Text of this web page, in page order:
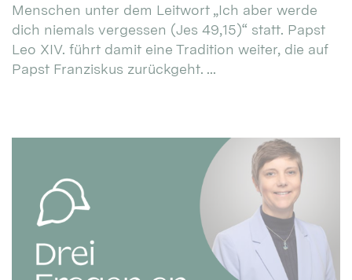
Menschen unter dem Leitwort „Ich aber werde
dich niemals vergessen (Jes 49,15)“ statt. Papst
Leo XIV. führt damit eine Tradition weiter, die auf
Papst Franziskus zurückgeht. ...